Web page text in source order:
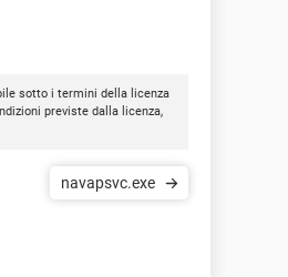
sotto i termini della licenza
previste dalla licenza,
navapsvc.exe